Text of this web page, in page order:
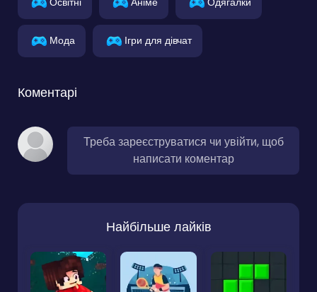
Мода Ігри для дівчат
Коментарі
Треба зареєструватися чи увійти, щоб
написати коментар
Найбільше лайків